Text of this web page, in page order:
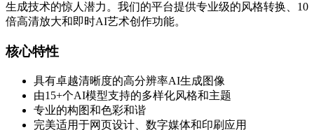
生成技术的惊人潜力。我们的平台提供专业级的风格转换、10
倍高清放大和即时AI艺术创作功能。
核心特性
具有卓越清晰度的高分辨率AI生成图像
由15+个AI模型支持的多样化风格和主题
专业的构图和色彩和谐
完美适用于网页设计、数字媒体和印刷应用